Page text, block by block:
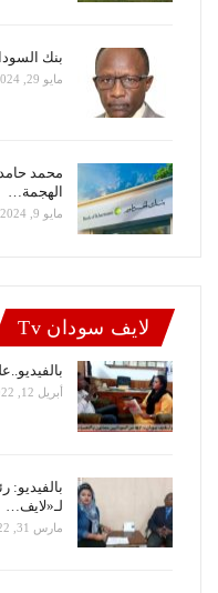
بنك
مايو 29, 2024
محمد
الهجمة…
مايو 9, 2024
لايف سودان Tv
أبريل 12, 2022
لـ«لايف…
مارس 31, 2022